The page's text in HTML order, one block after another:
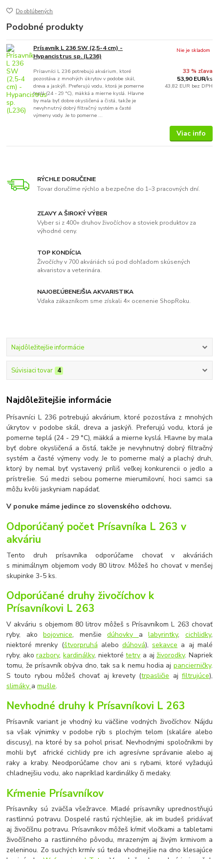
Do obľúbených
Podobné produkty
Prísavník L 236 SW (2,5-4 cm) -
Hypancistrus sp. (L236)
Prísavníci L 236 potrebujú akvárium, ktoré
pozostáva z mnohých úkrytov v podobe skál,
dreva a jaskýň. Preferujú vodu, ktorá je pomerne
teplá (24 - 29 °C), mäkká a mierne kyslá. Hlavne
by mala byť dobre okysličená a čistá, takže je
nevyhnutný dobrý filtračný systém a časté
výmeny vody. Je to pomerne ...
33 % zľava
53,90 EUR/ks
43,82 EUR bez DPH
Nie je skladom
Viac info
RÝCHLE DORUČENIE
Tovar doručíme rýchlo a bezpečne do 1–3 pracovných dní.
ZĽAVY A ŠIROKÝ VÝBER
Vyber si z 400+ druhov živočíchov a stoviek produktov za
výhodné ceny.
TOP KONDÍCIA
Živočíchy v 700 akváriách sú pod dohľadom skúsených
akvaristov a veterinára.
NAJOBĽÚBENEJŠIA AKVARISTIKA
Vďaka zákazníkom sme získali 4× ocenenie ShopRoku.
Najdôležitejšie informácie
Súvisiaci tovar 4
Najdôležitejšie informácie
Prísavníci L 236 potrebujú akvárium, ktoré pozostáva z mnohých
úkrytov v podobe skál, dreva a jaskýň. Preferujú vodu, ktorá je
pomerne teplá (24 - 29 °C), mäkká a mierne kyslá. Hlavne by mala
byť dobre okysličená a čistá, takže je nevyhnutný dobrý filtračný
systém a časté výmeny vody. Je to pomerne malý a plachý druh,
ktorý by nemal byť vystavený príliš veľkej konkurencii o jedlo a
prístrešie. Sú medzi sebou pomerne mierumilovní, hoci samci sa
môžu kvôli jaskyniam napádať.
V ponuke máme jedince zo slovenského odchovu.
Odporúčaný počet Prísavníka L 263 v
akváriu
Tento druh prísavníka odporúčame chovať v akváriách
s minimálnym objemom vody 80 litrov. Môžeš ho chovať v menšej
skupinke 3-5 ks.
Odporúčané druhy živočíchov k
Prísavníkovi L 263
V akváriu s objemom 80 litrov môžeš s Prísavníkom L 263 chovať
ryby, akobojovnice, menšiedúhovky alabyrintky, cichlidky,
niektoré mrenky (štvorpruhá alebo dúhová),sekavce a aj malé
ryby, akorazbory,kardinálky, niektorétetry a ajživorodky. Napriek
tomu, že prísavník obýva dno, tak sa k nemu hodia aj pancierničky.
S touto rybou môžeš chovať aj krevety (trpasličie aj filtrujúce),
slimáky amušle.
Nevhodné druhy k Prísavníkovi L 263
Prísavník variant je vhodný ku väčšine vodných živočíchov. Nájdu
sa však výnimky v podobe rýb s plochým telom (skaláre alebo
discusy), na ktoré by sa pohol prisať. Nevhodnými spoločníkmi by
mohli byť africké cichlidy pre ich agresívne správanie alebo aj
raky a kraby. Neodporúčame chov ani s rybami, ktoré vyžadujú
chladnejšiu vodu, ako napríklad kardinálky či medaky.
Kŕmenie Prísavníkov
Prísavníky sú zväčša všežravce. Mladé prísavníky uprednostňujú
rastlinnú potravu. Dospelé rastú rýchlejšie, ak im budeš pridávať
aj živočíšnu potravu. Prísavníkov môžeš kŕmiť vločkami a tabletami
živočíšneho a rastlinného pôvodu, mrazeným aj živým krmivom a
zeleninou. Zo suchých krmív sú teda vhodnejšie na dno klesajúce